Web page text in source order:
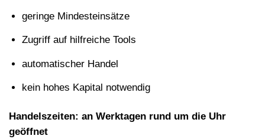
geringe Mindesteinsätze
Zugriff auf hilfreiche Tools
automatischer Handel
kein hohes Kapital notwendig
Handelszeiten: an Werktagen rund um die Uhr
geöffnet